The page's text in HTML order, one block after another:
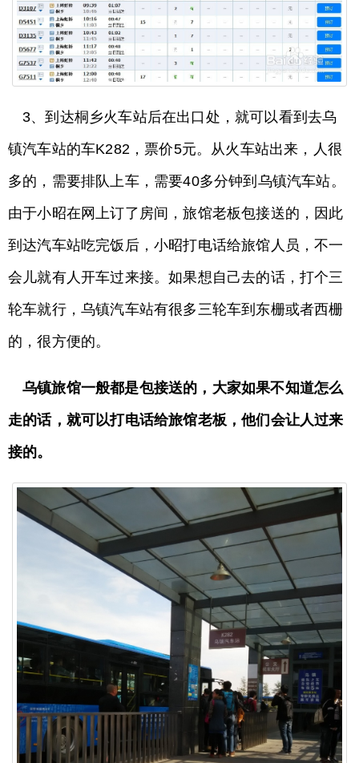
3、到达桐乡火车站后在出口处，就可以看到去乌
镇汽车站的车K282，票价5元。从火车站出来，人很
多的，需要排队上车，需要40多分钟到乌镇汽车站。
由于小昭在网上订了房间，旅馆老板包接送的，因此
到达汽车站吃完饭后，小昭打电话给旅馆人员，不一
会儿就有人开车过来接。如果想自己去的话，打个三
轮车就行，乌镇汽车站有很多三轮车到东栅或者西栅
的，很方便的。
乌镇旅馆一般都是包接送的，大家如果不知道怎么
走的话，就可以打电话给旅馆老板，他们会让人过来
接的。